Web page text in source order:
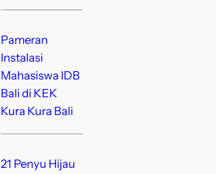
Pameran
Instalasi
Mahasiswa IDB
Bali di KEK
Kura Kura Bali
21 Penyu Hijau